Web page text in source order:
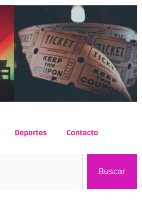
Deportes Contacto
Buscar